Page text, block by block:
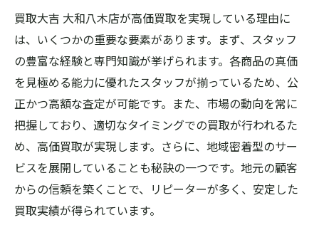
査定のプロフェッショナルによる価格評価
お客様とのコミュニケーションを大切に
透明性のある査定プロセス
奈良県橿原市での安心の査定体験
専門知識を活かした的確な査定
買取大吉大和八木店の査定スタッフの特徴
忙しい方におすすめの出張買取と宅配買取サー
ビス
出張買取のメリットと利用方法
買取大吉 大和八木店が高価買取を実現している理由に
は、いくつかの重要な要素があります。まず、スタッフ
の豊富な経験と専門知識が挙げられます。各商品の真価
を見極める能力に優れたスタッフが揃っているため、公
正かつ高額な査定が可能です。また、市場の動向を常に
把握しており、適切なタイミングでの買取が行われるた
め、高価買取が実現します。さらに、地域密着型のサー
ビスを展開していることも秘訣の一つです。地元の顧客
からの信頼を築くことで、リピーターが多く、安定した
買取実績が得られています。